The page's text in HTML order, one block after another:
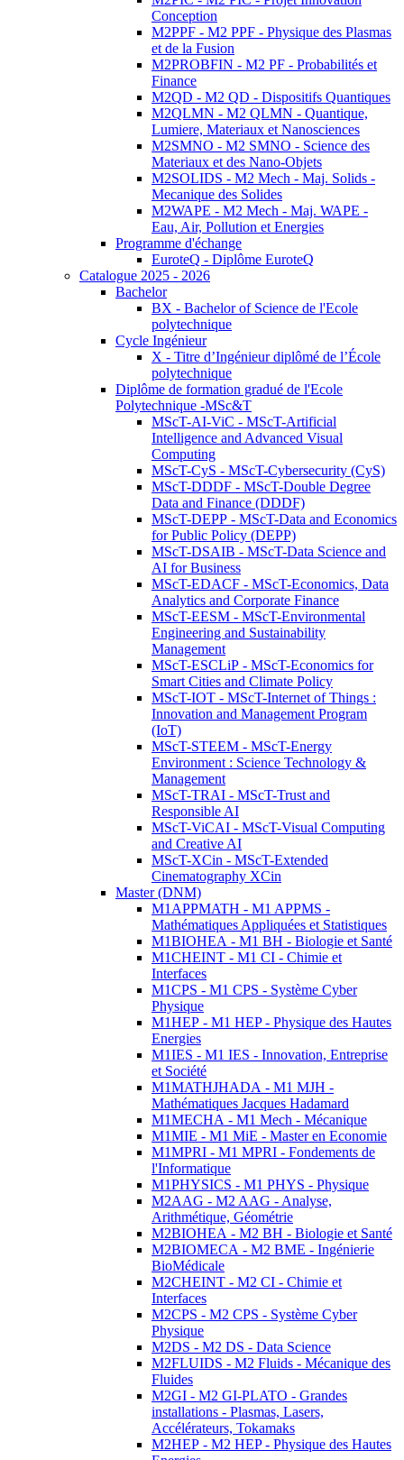
Conception
M2PPF - M2 PPF - Physique des Plasmas
et de la Fusion
M2PROBFIN - M2 PF - Probabilités et
Finance
M2QD - M2 QD - Dispositifs Quantiques
M2QLMN - M2 QLMN - Quantique,
Lumiere, Materiaux et Nanosciences
M2SMNO - M2 SMNO - Science des
Materiaux et des Nano-Objets
M2SOLIDS - M2 Mech - Maj. Solids -
Mecanique des Solides
M2WAPE - M2 Mech - Maj. WAPE -
Eau, Air, Pollution et Energies
Programme d'échange
EuroteQ - Diplôme EuroteQ
Catalogue 2025 - 2026
Bachelor
BX - Bachelor of Science de l'Ecole
polytechnique
Cycle Ingénieur
X - Titre d’Ingénieur diplômé de l’École
polytechnique
Diplôme de formation gradué de l'Ecole
Polytechnique -MSc&T
MScT-AI-ViC - MScT-Artificial
Intelligence and Advanced Visual
Computing
MScT-CyS - MScT-Cybersecurity (CyS)
MScT-DDDF - MScT-Double Degree
Data and Finance (DDDF)
MScT-DEPP - MScT-Data and Economics
for Public Policy (DEPP)
MScT-DSAIB - MScT-Data Science and
AI for Business
MScT-EDACF - MScT-Economics, Data
Analytics and Corporate Finance
MScT-EESM - MScT-Environmental
Engineering and Sustainability
Management
MScT-ESCLiP - MScT-Economics for
Smart Cities and Climate Policy
MScT-IOT - MScT-Internet of Things :
Innovation and Management Program
(IoT)
MScT-STEEM - MScT-Energy
Environment : Science Technology &
Management
MScT-TRAI - MScT-Trust and
Responsible AI
MScT-ViCAI - MScT-Visual Computing
and Creative AI
MScT-XCin - MScT-Extended
Cinematography XCin
Master (DNM)
M1APPMATH - M1 APPMS -
Mathématiques Appliquées et Statistiques
M1BIOHEA - M1 BH - Biologie et Santé
M1CHEINT - M1 CI - Chimie et
Interfaces
M1CPS - M1 CPS - Système Cyber
Physique
M1HEP - M1 HEP - Physique des Hautes
Energies
M1IES - M1 IES - Innovation, Entreprise
et Société
M1MATHJHADA - M1 MJH -
Mathématiques Jacques Hadamard
M1MECHA - M1 Mech - Mécanique
M1MIE - M1 MiE - Master en Economie
M1MPRI - M1 MPRI - Fondements de
l'Informatique
M1PHYSICS - M1 PHYS - Physique
M2AAG - M2 AAG - Analyse,
Arithmétique, Géométrie
M2BIOHEA - M2 BH - Biologie et Santé
M2BIOMECA - M2 BME - Ingénierie
BioMédicale
M2CHEINT - M2 CI - Chimie et
Interfaces
M2CPS - M2 CPS - Système Cyber
Physique
M2DS - M2 DS - Data Science
M2FLUIDS - M2 Fluids - Mécanique des
Fluides
M2GI - M2 GI-PLATO - Grandes
installations - Plasmas, Lasers,
Accélérateurs, Tokamaks
M2HEP - M2 HEP - Physique des Hautes